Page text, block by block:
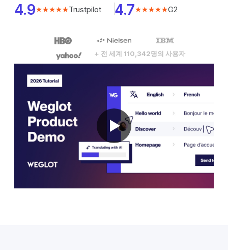
4.9★★★★★Trustpilot 4.7★★★★★G2
+ 전 세계 110,342명의 사용자